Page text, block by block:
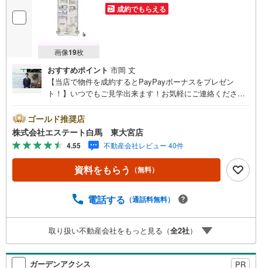
画像19枚
成約でもらえる
おすすめポイント 市岡 丈
【当店で物件を成約するとPayPayボーナスをプレゼン
ト！】いつでもご見学出来ます！お気軽にご連絡くださ
来店しやすい店舗です。お気軽にお立ち寄り下さい。～人
気のリモート見学・リモート相談サービス～・小さいお子
様や家事で外出できない、天気が悪く外出したくない時・L
INEやZOOMなど無料のアプリですぐにご利用いただけま
す・リモート見学はスタッフがご興味ある物件の現地から
映像をお届けします・写真では伝わりにくい「空気感」や
しっかり確認できます・リモート相談は第三者による住宅
対1で・バーチャル背景でプライバシーも安心・忙しいパー
トナーに変わって予め確認も・別々の場所から家族みんな
で参加もできます・お気軽にご相談下さい～営業時間～9:3
0～18:30こちらのお時間でしたらお電話でのお問合せがス
ゴールド推奨店
株式会社エステート白馬 東大宮店
4.55 不動産会社レビュー 40件
資料をもらう （無料）
電話する （通話料無料）
取り扱い不動産会社をもっと見る（全2社）
ガーデンアクシス PR